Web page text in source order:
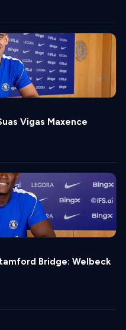
Vigas Maxence
Bridge: Welbeck